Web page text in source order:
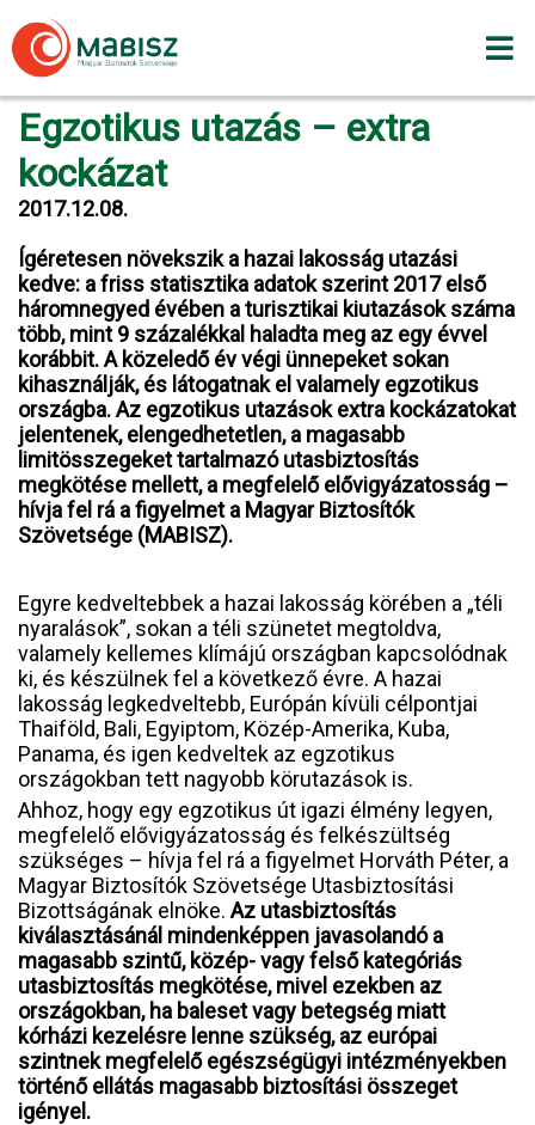
to
content
Egzotikus utazás – extra
kockázat
2017.12.08.
Ígéretesen növekszik a hazai lakosság utazási
kedve: a friss statisztika adatok szerint 2017 első
háromnegyed évében a turisztikai kiutazások száma
több, mint 9 százalékkal haladta meg az egy évvel
korábbit. A közeledő év végi ünnepeket sokan
kihasználják, és látogatnak el valamely egzotikus
országba. Az egzotikus utazások extra kockázatokat
jelentenek, elengedhetetlen, a magasabb
limitösszegeket tartalmazó utasbiztosítás
megkötése mellett, a megfelelő elővigyázatosság –
hívja fel rá a figyelmet a Magyar Biztosítók
Szövetsége (MABISZ).
Egyre kedveltebbek a hazai lakosság körében a „téli
nyaralások”, sokan a téli szünetet megtoldva,
valamely kellemes klímájú országban kapcsolódnak
ki, és készülnek fel a következő évre. A hazai
lakosság legkedveltebb, Európán kívüli célpontjai
Thaiföld, Bali, Egyiptom, Közép-Amerika, Kuba,
Panama, és igen kedveltek az egzotikus
országokban tett nagyobb körutazások is.
Ahhoz, hogy egy egzotikus út igazi élmény legyen,
megfelelő elővigyázatosság és felkészültség
szükséges – hívja fel rá a figyelmet Horváth Péter, a
Magyar Biztosítók Szövetsége Utasbiztosítási
Bizottságának elnöke. Az utasbiztosítás
kiválasztásánál mindenképpen javasolandó a
magasabb szintű, közép- vagy felső kategóriás
utasbiztosítás megkötése, mivel ezekben az
országokban, ha baleset vagy betegség miatt
kórházi kezelésre lenne szükség, az európai
szintnek megfelelő egészségügyi intézményekben
történő ellátás magasabb biztosítási összeget
igényel.